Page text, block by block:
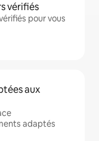
vérifiés
pour vous
aux
adaptés